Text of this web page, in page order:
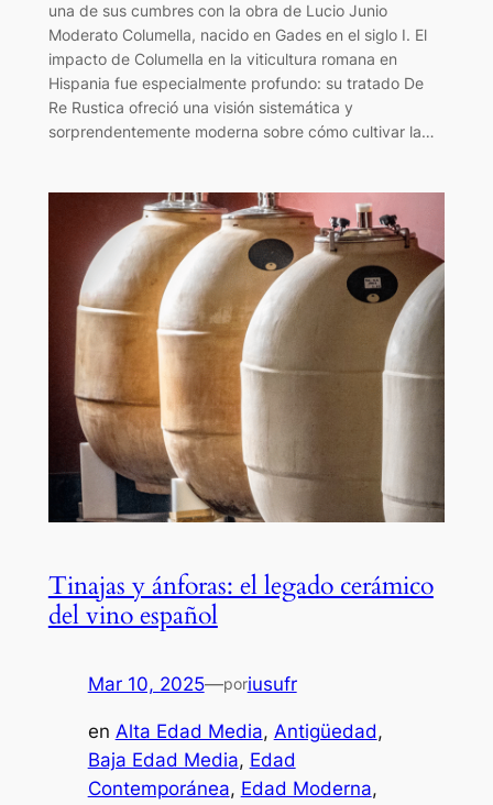
una de sus cumbres con la obra de Lucio Junio
Moderato Columella, nacido en Gades en el siglo I. El
impacto de Columella en la viticultura romana en
Hispania fue especialmente profundo: su tratado De
Re Rustica ofreció una visión sistemática y
sorprendentemente moderna sobre cómo cultivar la…
Tinajas y ánforas: el legado cerámico
del vino español
Mar 10, 2025—poriusufr
en Alta Edad Media, Antigüedad
Baja Edad Media, Edad
Contemporánea, Edad Moderna